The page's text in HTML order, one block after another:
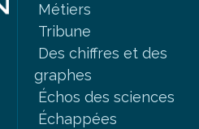
Métiers
Tribune
Des chiffres et des
graphes
Échos des sciences
Échappées